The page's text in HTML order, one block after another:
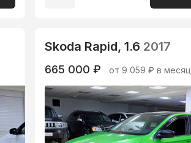
Skoda Rapid, 1.6 2017
665 000 ₽ от 9 059 ₽ в месяц